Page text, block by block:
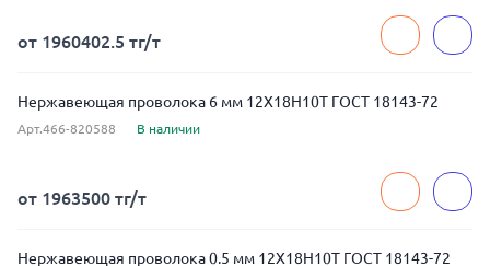
от 1960402.5 тг/т
Нержавеющая проволока 6 мм 12Х18Н10Т ГОСТ 18143-72
Арт.466-820588 В наличии
от 1963500 тг/т
Нержавеющая проволока 0.5 мм 12Х18Н10Т ГОСТ 18143-72